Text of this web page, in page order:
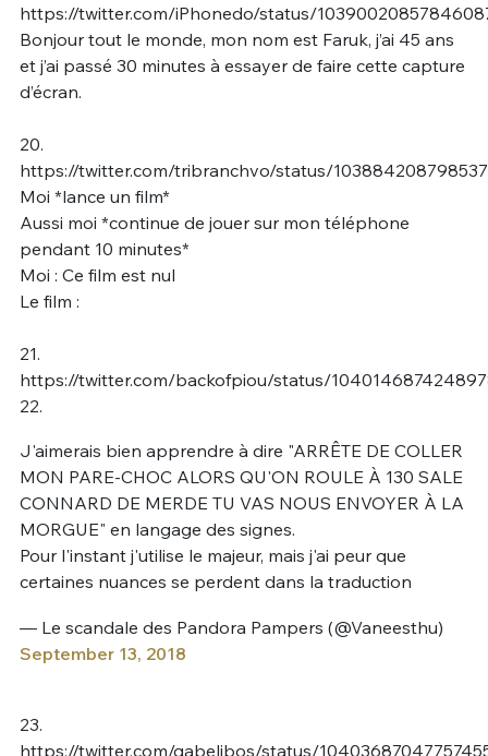
https://twitter.com/iPhonedo/status/
Bonjour tout le monde, mon nom est Faruk, j’ai 45 ans
et j’ai passé 30 minutes à essayer de faire cette capture
d’écran.
20.
https://twitter.com/tribranchvo/status/
Moi *lance un film*
Aussi moi *continue de jouer sur mon téléphone
pendant 10 minutes*
Moi : Ce film est nul
Le film :
21.
https://twitter.com/backofpiou/status/
22.
J'aimerais bien apprendre à dire "ARRÊTE DE COLLER
MON PARE-CHOC ALORS QU'ON ROULE À 130 SALE
CONNARD DE MERDE TU VAS NOUS ENVOYER À LA
MORGUE" en langage des signes.
Pour l'instant j'utilise le majeur, mais j'ai peur que
certaines nuances se perdent dans la traduction
— Le scandale des Pandora Pampers (@Vaneesthu)
September 13, 2018
23.
https://twitter.com/gabelibos/status/